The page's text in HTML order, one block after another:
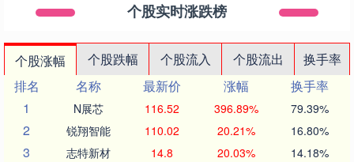
个股实时涨跌榜
个股涨幅 个股跌幅 个股流入 个股流出
换手率
排名
名称 最新价 涨幅
换手率
1
N展芯 116.52 396.89% 79.39%
2 锐翔智能 110.02 20.21% 16.80%
3 志特新材 14.8 20.03% 14.18%